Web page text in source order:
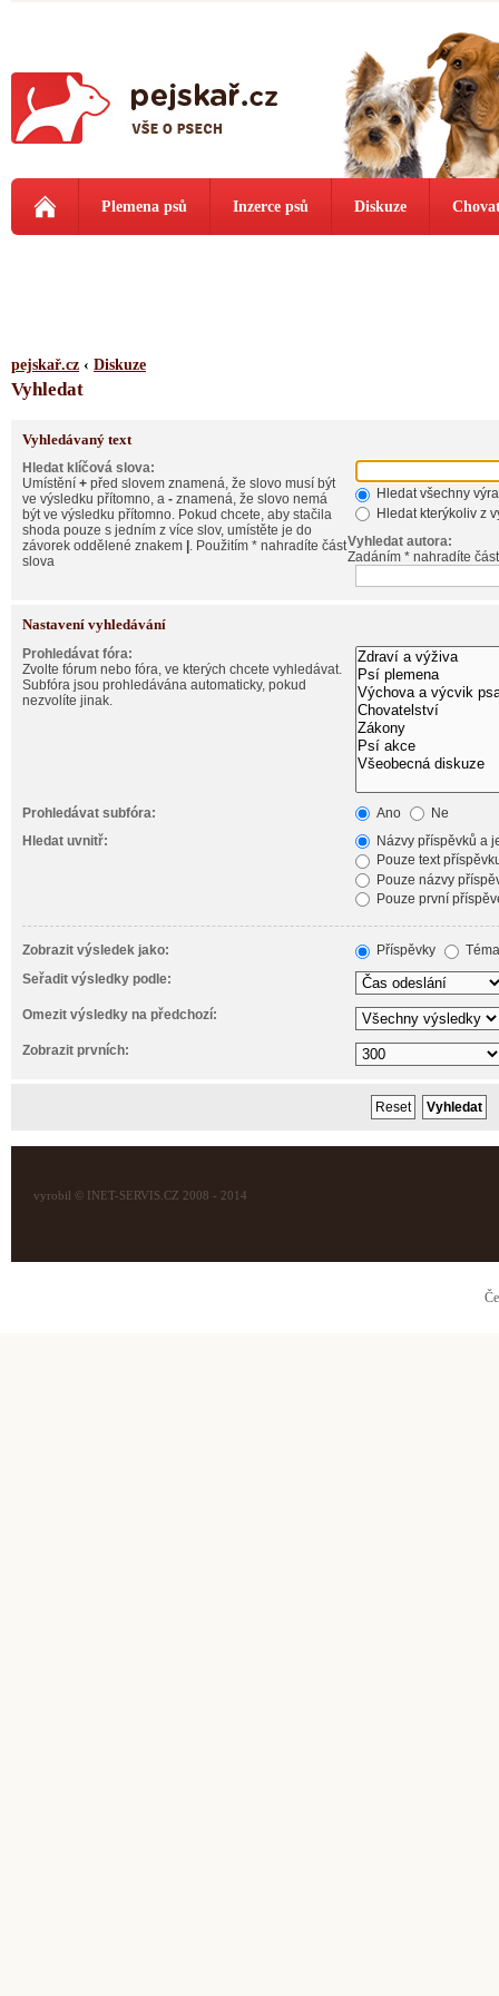
Plemena psů Inzerce psů Diskuze
pejskař.cz ‹ Diskuze
Vyhledat
Vyhledávaný text
Hledat klíčová slova:
Umístění + před slovem znamená, že slovo musí být
ve výsledku přítomno, a - znamená, že slovo nemá
být ve výsledku přítomno. Pokud chcete, aby stačila
shoda pouze s jedním z více slov, umístěte je do
závorek oddělené znakem . Použitím * nahradíte část
slova
Hledat všechny
Hledat kterýkoliv z
Vyhledat autora:
Zadáním * nahradíte
Nastavení vyhledávání
Prohledávat fóra:
Zvolte fórum nebo fóra, ve kterých chcete vyhledávat.
Subfóra jsou prohledávána automaticky, pokud
nezvolíte jinak.
Prohledávat subfóra: Ano
Ne
Hledat uvnitř:
Názvy příspěvků a
Pouze text
Pouze názvy
Pouze první
Zobrazit výsledek jako: Příspěvky
Seřadit výsledky podle:
Omezit výsledky na předchozí:
Zobrazit prvních:
vyrobil © INET-SERVIS.CZ 2008 - 2014